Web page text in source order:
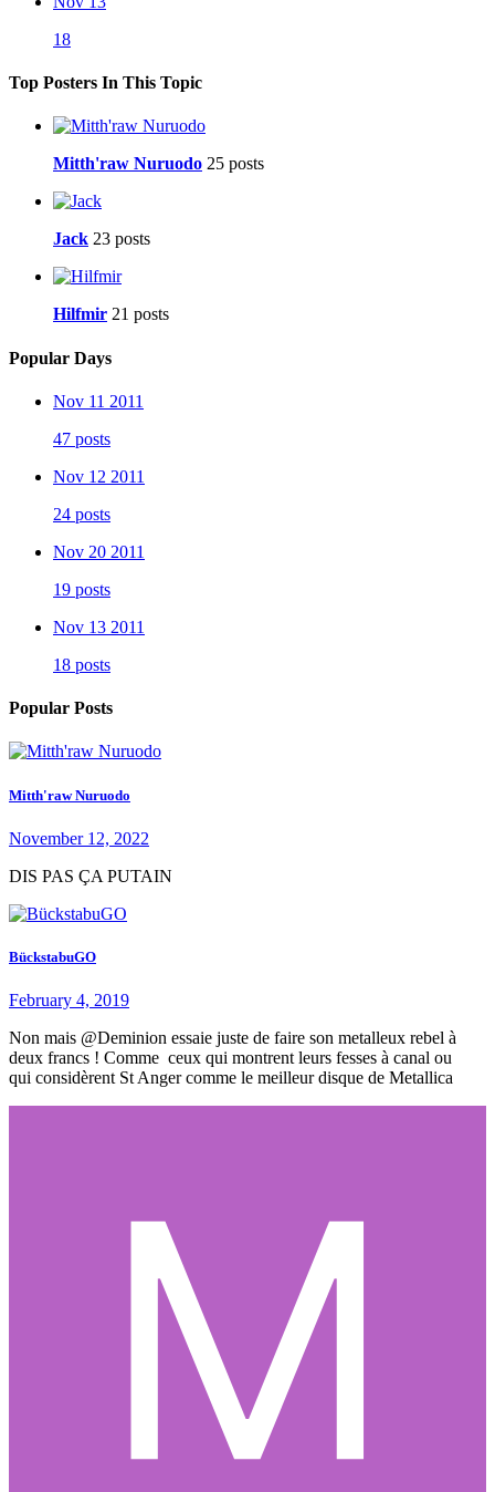
18
Top Posters In This Topic
Mitth'raw Nuruodo 25 posts
Jack 23 posts
Hilfmir 21 posts
Popular Days
Nov 11 2011
47 posts
Nov 12 2011
24 posts
Nov 20 2011
19 posts
Nov 13 2011
18 posts
Popular Posts
Mitth'raw Nuruodo
November 12, 2022
DIS PAS ÇA PUTAIN
BückstabuGO
February 4, 2019
Non mais @Deminion essaie juste de faire son metalleux rebel à
deux francs ! Comme ceux qui montrent leurs fesses à canal ou
qui considèrent St Anger comme le meilleur disque de Metallica